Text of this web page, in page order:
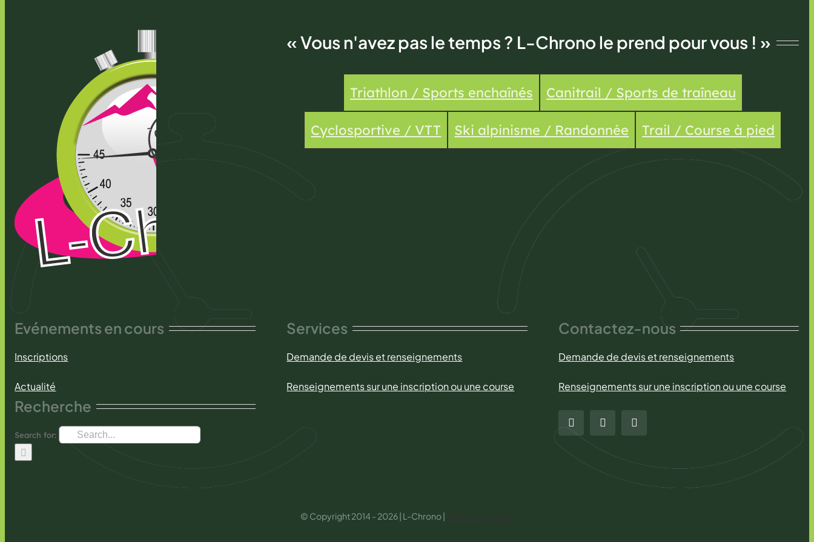
« Vous n'avez pas le temps ? L-Chrono le prend pour vous ! »
Triathlon / Sports enchaînés Canitrail / Sports de traîneau
Cyclosportive / VTT Ski alpinisme / Randonnée Trail / Course à pied
Evénements en cours
Inscriptions
Actualité
Recherche
Search for:
Services
Demande de devis et renseignements
Renseignements sur une inscription ou une course
Contactez-nous
Demande de devis et renseignements
Renseignements sur une inscription ou une course
© Copyright 2014 - 2026 | L-Chrono |